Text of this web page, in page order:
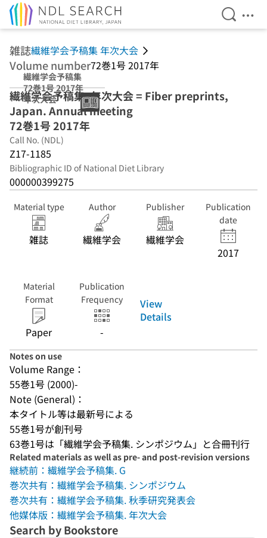
Open
雑誌繊維学会予稿集 年次大会
Volume number72巻1号 2017年
繊維学会予稿集
72巻1号 2017年
年次大会
繊維学会予稿集. 年次大会 = Fiber preprints,
Japan. Annual meeting
72巻1号 2017年
Call No. (NDL)
Z17-1185
Bibliographic ID of National Diet Library
000000399275
Material type
雑誌
Author
繊維学会
Publisher
繊維学会
Publication
date
2017
Material
Format
Paper
Publication
Frequency
-
View
Details
Notes on use
Volume Range：
55巻1号 (2000)-
Note (General)：
本タイトル等は最新号による
55巻1号が創刊号
63巻1号は「繊維学会予稿集. シンポジウム」と合冊刊行
Related materials as well as pre- and post-revision versions
継続前：繊維学会予稿集. G
巻次共有：繊維学会予稿集. シンポジウム
巻次共有：繊維学会予稿集. 秋季研究発表会
他媒体版：繊維学会予稿集. 年次大会
Search by Bookstore